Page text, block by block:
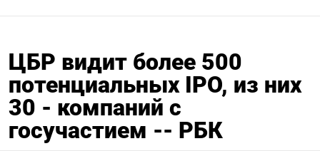
ЦБР видит более 500
потенциальных IPO, из них
30 - компаний с
госучастием -- РБК